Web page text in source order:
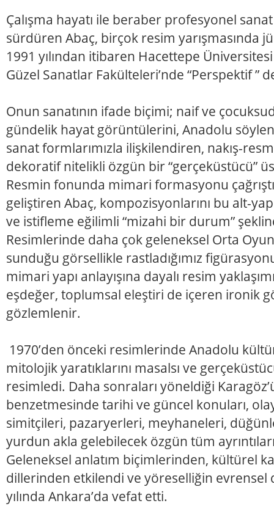
Çalışma hayatı ile beraber profesyonel
sürdüren Abaç, birçok resim yarışmasında
1991 yılından itibaren Hacettepe
Güzel Sanatlar Fakülteleri’nde “Perspektif ”
Onun sanatının ifade biçimi; naif ve
gündelik hayat görüntülerini, Anadolu
sanat formlarımızla ilişkilendiren, nakış-
dekoratif nitelikli özgün bir “gerçeküstücü”
Resmin fonunda mimari formasyonu
geliştiren Abaç, kompozisyonlarını bu alt-
ve istifleme eğilimli “mizahi bir durum”
Resimlerinde daha çok geleneksel Orta
sunduğu görsellikle rastladığımız
mimari yapı anlayışına dayalı resim
eşdeğer, toplumsal eleştiri de içeren ironik
gözlemlenir.
1970’den önceki resimlerinde Anadolu
mitolojik yaratıklarını masalsı ve
resimledi. Daha sonraları yöneldiği
benzetmesinde tarihi ve güncel konuları,
simitçileri, pazaryerleri, meyhaneleri,
yurdun akla gelebilecek özgün tüm
Geleneksel anlatım biçimlerinden, kültürel
dillerinden etkilendi ve yöreselliğin evrensel
yılında Ankara’da vefat etti.